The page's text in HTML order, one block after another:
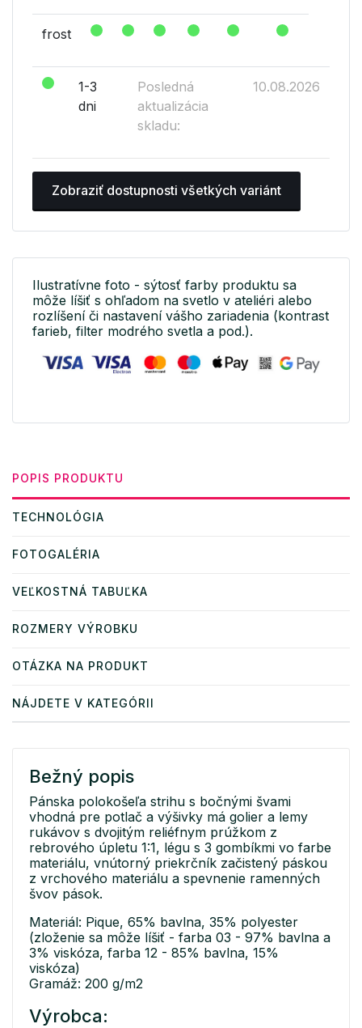
frost
1-3
dni
Posledná
aktualizácia
skladu:
10.08.2026
Zobraziť dostupnosti všetkých variánt
Ilustratívne foto - sýtosť farby produktu sa
môže líšiť s ohľadom na svetlo v ateliéri alebo
rozlíšení či nastavení vášho zariadenia (kontrast
farieb, filter modrého svetla a pod.).
POPIS PRODUKTU
TECHNOLÓGIA
FOTOGALÉRIA
VEĽKOSTNÁ TABUĽKA
ROZMERY VÝROBKU
OTÁZKA NA PRODUKT
NÁJDETE V KATEGÓRII
Bežný popis
Pánska polokošeľa strihu s bočnými švami
vhodná pre potlač a výšivky má golier a lemy
rukávov s dvojitým reliéfnym prúžkom z
rebrového úpletu 1:1, légu s 3 gombíkmi vo farbe
materiálu, vnútorný priekrčník začistený páskou
z vrchového materiálu a spevnenie ramenných
švov pások.
Materiál: Pique, 65% bavlna, 35% polyester
(zloženie sa môže líšiť - farba 03 - 97% bavlna a
3% viskóza, farba 12 - 85% bavlna, 15%
viskóza)
Gramáž: 200 g/m2
Výrobca: